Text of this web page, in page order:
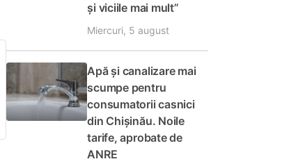
și viciile mai mult”
Miercuri, 5 august
Apă și canalizare mai
scumpe pentru
consumatorii casnici
din Chișinău. Noile
tarife, aprobate de
ANRE